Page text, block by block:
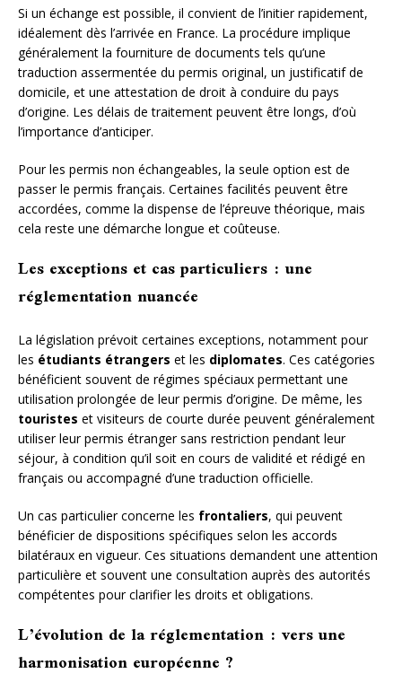
Si un échange est possible, il convient de l’initier rapidement,
idéalement dès l’arrivée en France. La procédure implique
généralement la fourniture de documents tels qu’une
traduction assermentée du permis original, un justificatif de
domicile, et une attestation de droit à conduire du pays
d’origine. Les délais de traitement peuvent être longs, d’où
l’importance d’anticiper.
Pour les permis non échangeables, la seule option est de
passer le permis français. Certaines facilités peuvent être
accordées, comme la dispense de l’épreuve théorique, mais
cela reste une démarche longue et coûteuse.
Les exceptions et cas particuliers : une
réglementation nuancée
La législation prévoit certaines exceptions, notamment pour
les étudiants étrangers et les diplomates. Ces catégories
bénéficient souvent de régimes spéciaux permettant une
utilisation prolongée de leur permis d’origine. De même, les
touristes et visiteurs de courte durée peuvent généralement
utiliser leur permis étranger sans restriction pendant leur
séjour, à condition qu’il soit en cours de validité et rédigé en
français ou accompagné d’une traduction officielle.
Un cas particulier concerne les frontaliers, qui peuvent
bénéficier de dispositions spécifiques selon les accords
bilatéraux en vigueur. Ces situations demandent une attention
particulière et souvent une consultation auprès des autorités
compétentes pour clarifier les droits et obligations.
L’évolution de la réglementation : vers une
harmonisation européenne ?